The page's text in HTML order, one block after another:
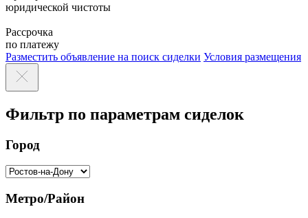
юридической чистоты
Рассрочка
по платежу
Разместить объявление на поиск сиделки Условия размещения
Фильтр по параметрам сиделок
Город
Метро/Район